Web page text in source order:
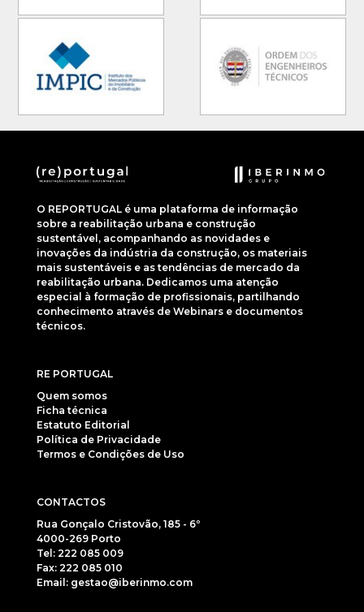
O REPORTUGAL é uma plataforma de informação
sobre a reabilitação urbana e construção
sustentável, acompanhando as novidades e
inovações da indústria da construção, os materiais
mais sustentáveis e as tendências de mercado da
reabilitação urbana. Dedicamos uma atenção
especial à formação de profissionais, partilhando
conhecimento através de Webinars e documentos
técnicos.
RE PORTUGAL
Quem somos
Ficha técnica
Estatuto Editorial
Política de Privacidade
Termos e Condições de Uso
CONTACTOS
Rua Gonçalo Cristovão, 185 - 6º
4000-269 Porto
Tel: 222 085 009
Fax: 222 085 010
Email: gestao@iberinmo.com